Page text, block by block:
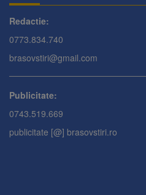
Redactie:
0773.834.740
brasovstiri@gmail.com
Publicitate:
0743.519.669
publicitate [@] brasovstiri.ro